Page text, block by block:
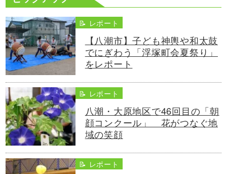
📝 レポート
【八潮市】子ども神輿や和太鼓
でにぎわう「浮塚町会夏祭り」
をレポート
📝 レポート
八潮・大原地区で46回目の「朝
顔コンクール」 花がつなぐ地
域の笑顔
📝 レポート